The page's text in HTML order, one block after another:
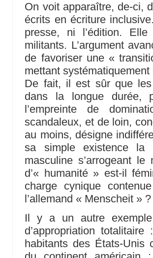
On voit apparaître, de-ci,
écrits en écriture
presse, ni l’édition.
militants. L’argument
de favoriser une «
mettant
De fait, il est sûr que les
dans la longue durée,
l’empreinte de
scandaleux, et de loin,
au moins, désigne
sa simple existence la
masculine s’arrogeant
d’« humanité » est-il
charge cynique
l’allemand « Menscheit » ?
Il y a un autre
d’appropriation
habitants des États-Unis